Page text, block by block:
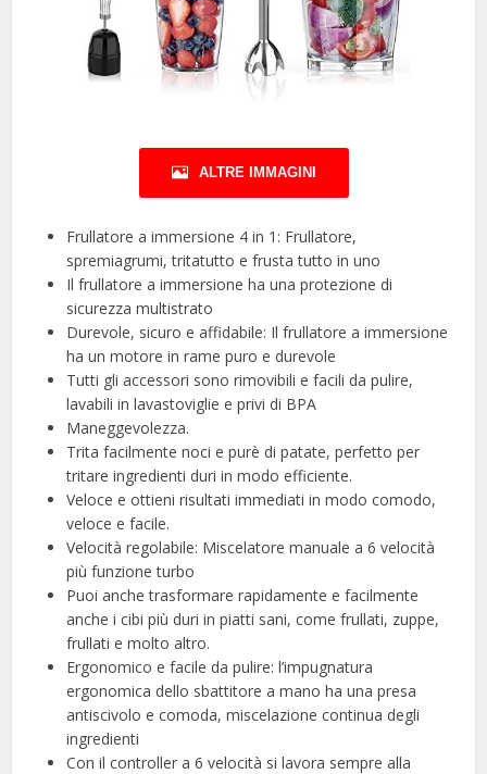
ALTRE IMMAGINI
Frullatore a immersione 4 in 1: Frullatore,
spremiagrumi, tritatutto e frusta tutto in uno
Il frullatore a immersione ha una protezione di
sicurezza multistrato
Durevole, sicuro e affidabile: Il frullatore a immersione
ha un motore in rame puro e durevole
Tutti gli accessori sono rimovibili e facili da pulire,
lavabili in lavastoviglie e privi di BPA
Maneggevolezza.
Trita facilmente noci e purè di patate, perfetto per
tritare ingredienti duri in modo efficiente.
Veloce e ottieni risultati immediati in modo comodo,
veloce e facile.
Velocità regolabile: Miscelatore manuale a 6 velocità
più funzione turbo
Puoi anche trasformare rapidamente e facilmente
anche i cibi più duri in piatti sani, come frullati, zuppe,
frullati e molto altro.
Ergonomico e facile da pulire: l’impugnatura
ergonomica dello sbattitore a mano ha una presa
antiscivolo e comoda, miscelazione continua degli
ingredienti
Con il controller a 6 velocità si lavora sempre alla